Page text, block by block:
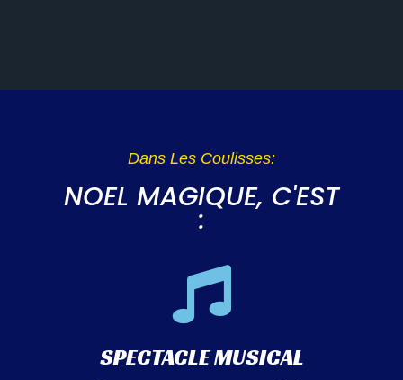
Dans Les Coulisses:
NOEL MAGIQUE, C'EST
:
SPECTACLE MUSICAL